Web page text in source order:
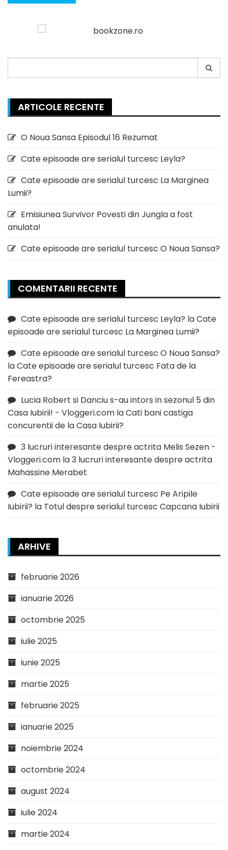
for:
ARTICOLE RECENTE
O Noua Sansa Episodul 16 Rezumat
Cate episoade are serialul turcesc Leyla?
Cate episoade are serialul turcesc La Marginea
Lumii?
Emisiunea Survivor Povesti din Jungla a fost
anulata!
Cate episoade are serialul turcesc O Noua Sansa?
COMENTARII RECENTE
Cate episoade are serialul turcesc Leyla? laCate
episoade are serialul turcesc La Marginea Lumii?
Cate episoade are serialul turcesc O Noua Sansa?
laCate episoade are serialul turcesc Fata de la
Fereastra?
Lucia Robert si Danciu s-au intors in sezonul 5 din
Casa Iubirii! - Vloggeri.com laCati bani castiga
concurentii de la Casa Iubirii?
3 lucruri interesante despre actrita Melis Sezen -
Vloggeri.com la3 lucruri interesante despre actrita
Mahassine Merabet
Cate episoade are serialul turcesc Pe Aripile
Iubirii? la Totul despre serialul turcesc Capcana Iubirii
ARHIVE
februarie 2026
ianuarie 2026
octombrie 2025
iulie 2025
iunie 2025
martie 2025
februarie 2025
ianuarie 2025
noiembrie 2024
octombrie 2024
august 2024
iulie 2024
martie 2024